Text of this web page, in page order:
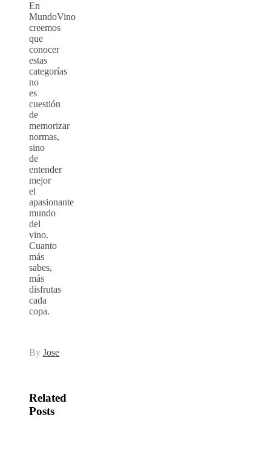
En
MundoVino
creemos
que
conocer
estas
categorías
no
es
cuestión
de
memorizar
normas,
sino
de
entender
mejor
el
apasionante
mundo
del
vino.
Cuanto
más
sabes,
más
disfrutas
cada
copa.
By Jose
Related
Posts